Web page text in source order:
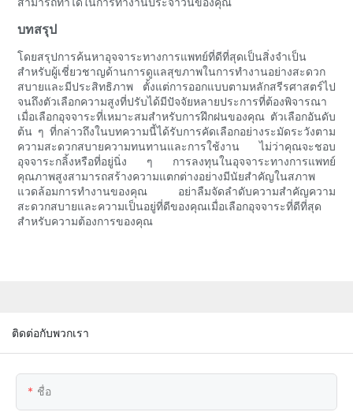
บทสรุป
โดยสรุปการค้นหาอุจจาระทางการแพทย์ที่ดีที่สุดเป็นสิ่งจำเป็น
สำหรับผู้เชี่ยวชาญด้านการดูแลสุขภาพในการทำงานอย่างสะดวก
สบายและมีประสิทธิภาพ ตั้งแต่การออกแบบตามหลักสรีรศาสตร์ไป
จนถึงตัวเลือกความสูงที่ปรับได้มีปัจจัยหลายประการที่ต้องพิจารณา
เมื่อเลือกอุจจาระที่เหมาะสมสำหรับการฝึกฝนของคุณ ตัวเลือกอันดับ
ต้น ๆ ที่กล่าวถึงในบทความนี้ได้รับการคัดเลือกอย่างระมัดระวังตาม
ความสะดวกสบายความทนทานและการใช้งาน ไม่ว่าคุณจะชอบ
อุจจาระกลิ้งหรือที่อยู่นิ่ง ๆ การลงทุนในอุจจาระทางการแพทย์
คุณภาพสูงสามารถสร้างความแตกต่างอย่างมีนัยสำคัญในสภาพ
แวดล้อมการทำงานของคุณ อย่าลืมจัดลำดับความสำคัญความ
สะดวกสบายและความเป็นอยู่ที่ดีของคุณเมื่อเลือกอุจจาระที่ดีที่สุด
สำหรับความต้องการของคุณ
ติดต่อกับพวกเรา
ชื่อ